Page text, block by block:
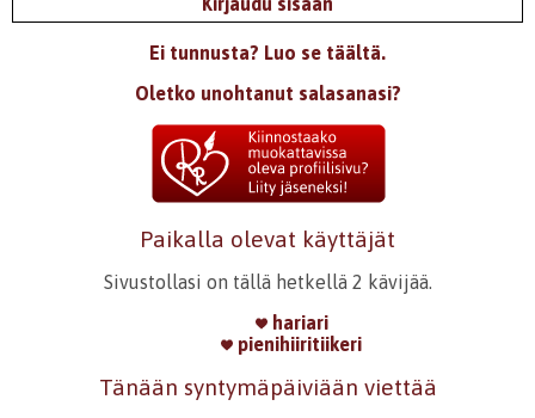
Ei tunnusta? Luo se täältä.
Oletko unohtanut salasanasi?
Paikalla olevat käyttäjät
Sivustollasi on tällä hetkellä 2 kävijää.
hariari
pienihiiritiikeri
Tänään syntymäpäiviään viettää